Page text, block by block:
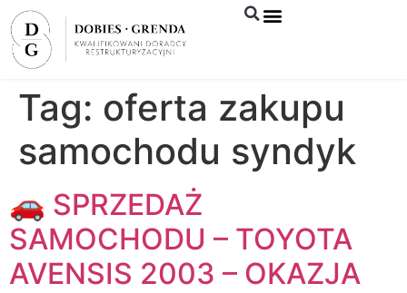
Tag: oferta zakupu
samochodu syndyk
🚗 SPRZEDAŻ
SAMOCHODU – TOYOTA
AVENSIS 2003 – OKAZJA